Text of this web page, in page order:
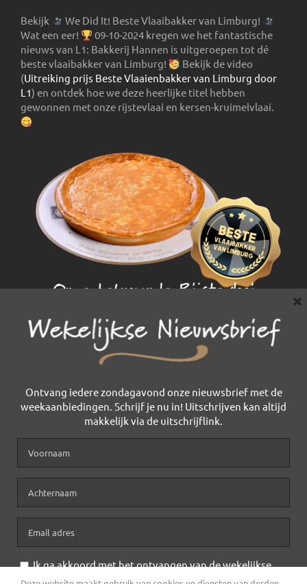
Bekijk
We Did It! Beste Vlaaibakker van Limburg!
Wat een eer!
09-10-2024 kregen we het fantastische
nieuws van L1: Bakkerij Hannen is uitgeroepen tot dé
beste vlaaibakker van Limburg!
Bekijk de video
(Uitreiking prijs Beste Vlaaienbakker van Limburg door
L1) en ontdek hoe we deze heerlijke titel hebben
gewonnen met onze rijstevlaai en kersen-kruimelvlaai.
voorbehouden |Cookie & Privacy Policy
Ontvang iedere zondagavond onze nieuwsbrief met de
weekaanbiedingen. Schrijf je nu in! Uitschrijven kan altijd
makkelijk via de uitschrijflink.
Ik ga akkoord met het ontvangen van de wekelijkse
nieuwsbrief*
×